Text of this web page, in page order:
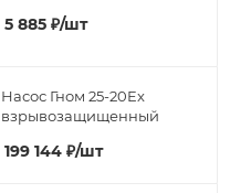
5 885 ₽/шт
Насос Гном 25-20Ex
взрывозащищенный
199 144 ₽/шт